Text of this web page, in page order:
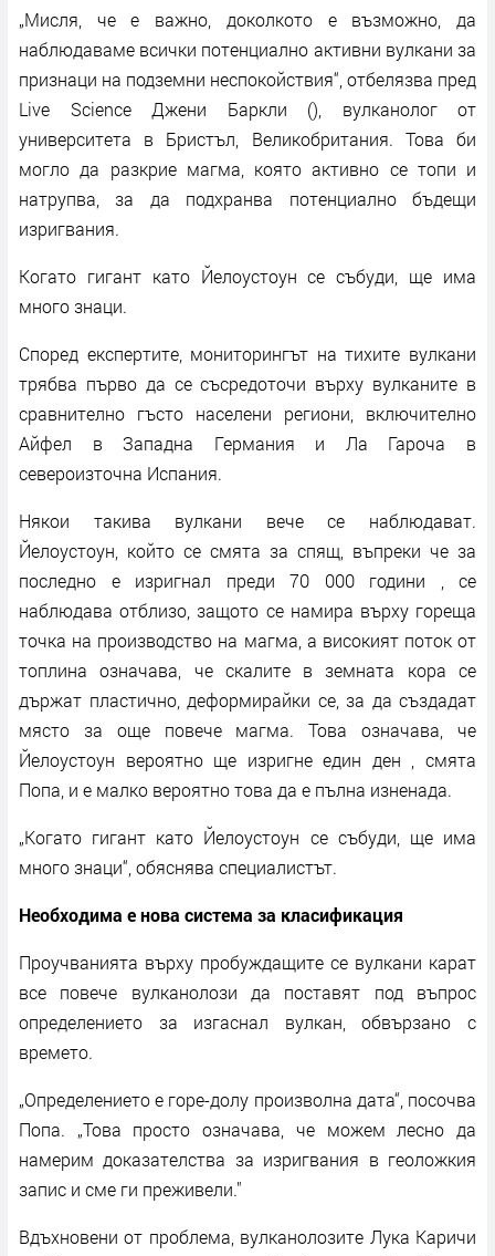
„Мисля, че е важно, доколкото е възможно, да
наблюдаваме всички потенциално активни вулкани за
признаци на подземни неспокойствия“, отбелязва пред
Live Science Джени Баркли (), вулканолог от
университета в Бристъл, Великобритания. Това би
могло да разкрие магма, която активно се топи и
натрупва, за да подхранва потенциално бъдещи
изригвания.
Когато гигант като Йелоустоун се събуди, ще има
много знаци.
Според експертите, мониторингът на тихите вулкани
трябва първо да се съсредоточи върху вулканите в
сравнително гъсто населени региони, включително
Айфел в Западна Германия и Ла Гароча в
североизточна Испания.
Някои такива вулкани вече се наблюдават.
Йелоустоун, който се смята за спящ, въпреки че за
последно е изригнал преди 70 000 години , се
наблюдава отблизо, защото се намира върху гореща
точка на производство на магма, а високият поток от
топлина означава, че скалите в земната кора се
държат пластично, деформирайки се, за да създадат
място за още повече магма. Това означава, че
Йелоустоун вероятно ще изригне един ден , смята
Попа, и е малко вероятно това да е пълна изненада.
„Когато гигант като Йелоустоун се събуди, ще има
много знаци“, обяснява специалистът.
Необходима е нова система за класификация
Проучванията върху пробуждащите се вулкани карат
все повече вулканолози да поставят под въпрос
определението за изгаснал вулкан, обвързано с
времето.
„Определението е горе-долу произволна дата“, посочва
Попа. „Това просто означава, че можем лесно да
намерим доказателства за изригвания в геоложкия
запис и сме ги преживели."
Вдъхновени от проблема, вулканолозите Лука Каричи